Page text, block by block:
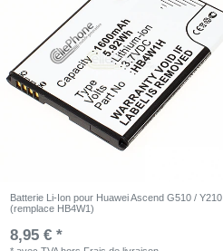
Batterie Li-Ion pour Huawei Ascend G510 / Y210
(remplace HB4W1)
8,95 € *